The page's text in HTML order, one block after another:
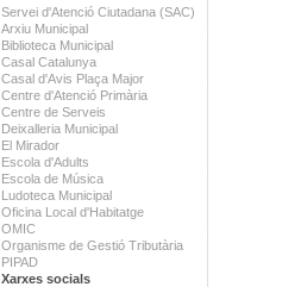
Servei d'Atenció Ciutadana (SAC)
Arxiu Municipal
Biblioteca Municipal
Casal Catalunya
Casal d'Avis Plaça Major
Centre d'Atenció Primària
Centre de Serveis
Deixalleria Municipal
El Mirador
Escola d'Adults
Escola de Música
Ludoteca Municipal
Oficina Local d'Habitatge
OMIC
Organisme de Gestió Tributària
PIPAD
Xarxes socials